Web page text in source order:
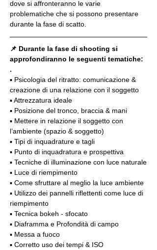
dove si affronteranno le varie
problematiche che si possono presentare
durante la fase di scatto.
📌 Durante la fase di shooting si
approfondiranno le seguenti tematiche:
.
▪️ Psicologia del ritratto: comunicazione &
creazione di una relazione con il soggetto
▪️ Attrezzatura ideale
▪️ Posizione del tronco, braccia & mani
▪️ Mettere in relazione il soggetto con
l’ambiente (spazio & soggetto)
▪️ Tipi di inquadrature e tagli
▪️ Punto di inquadratura e prospettiva
▪️ Tecniche di illuminazione con luce naturale
▪️ Luce di riempimento
▪️ Come sfruttare al meglio la luce ambiente
▪️ Utilizzo dei pannelli riflettenti come luce di
riempimento
▪️ Tecnica bokeh - sfocato
▪️ Diaframma e Profondità di campo
▪️ Messa a fuoco
▪️ Corretto uso dei tempi & ISO